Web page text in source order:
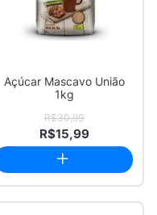
Açúcar Mascavo União
1kg
R$30,99
R$15,99